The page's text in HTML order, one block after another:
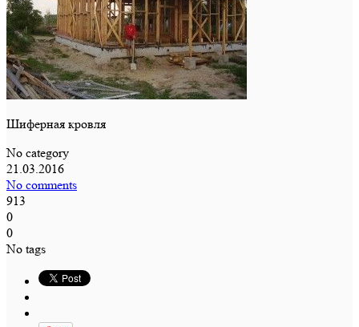
Шиферная кровля
No category
21.03.2016
No comments
913
0
0
No tags